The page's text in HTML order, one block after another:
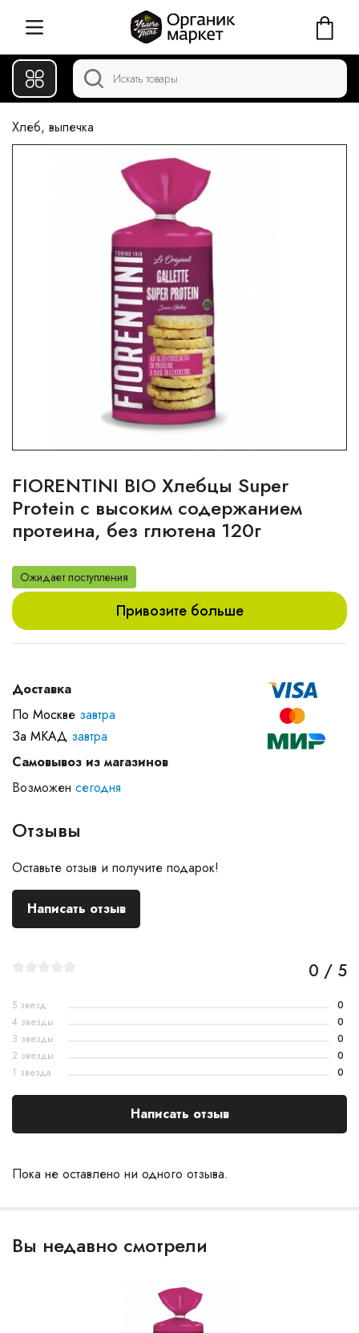
Хлеб, выпечка
FIORENTINI BIO Хлебцы Super
Protein с высоким содержанием
протеина, без глютена 120г
Ожидает поступления
Привозите больше
Доставка
По Москве завтра
За МКАД завтра
Самовывоз из магазинов
Возможен сегодня
Отзывы
Оставьте отзыв и получите подарок!
Написать отзыв
Пока не оставлено ни одного отзыва.
0 / 5
5 звезд
0
4 звезды
0
3 звезды
0
2 звезды
0
1 звезда
0
Написать отзыв
Вы недавно смотрели